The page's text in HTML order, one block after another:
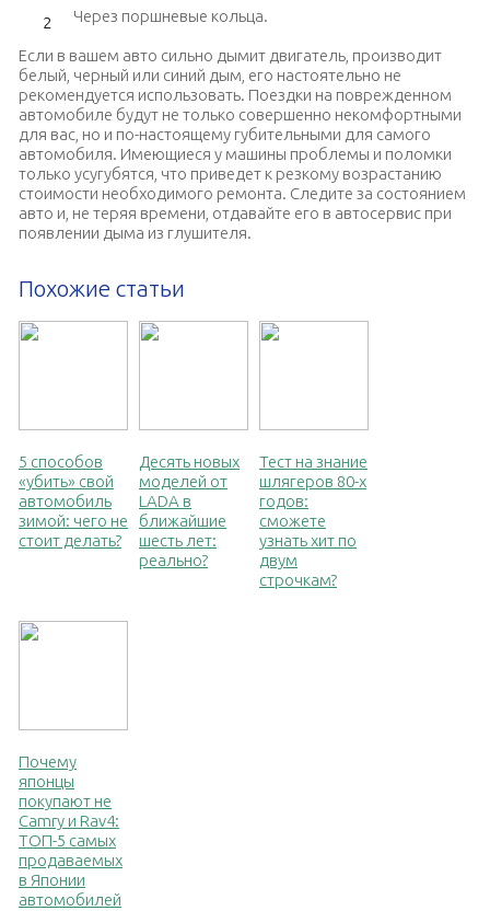
Через поршневые кольца.
Если в вашем авто сильно дымит двигатель, производит
белый, черный или синий дым, его настоятельно не
рекомендуется использовать. Поездки на поврежденном
автомобиле будут не только совершенно некомфортными
для вас, но и по-настоящему губительными для самого
автомобиля. Имеющиеся у машины проблемы и поломки
только усугубятся, что приведет к резкому возрастанию
стоимости необходимого ремонта. Следите за состоянием
авто и, не теряя времени, отдавайте его в автосервис при
появлении дыма из глушителя.
Похожие статьи
5 способов
«убить» свой
автомобиль
зимой: чего не
стоит делать?
Десять новых
моделей от
LADA в
ближайшие
шесть лет:
реально?
Тест на знание
шлягеров 80-х
годов:
сможете
узнать хит по
двум
строчкам?
Почему
японцы
покупают не
Camry и Rav4:
ТОП-5 самых
продаваемых
в Японии
автомобилей